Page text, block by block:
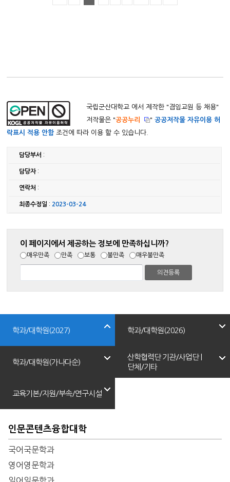
국립군산대학교 에서 제작한 "겸임교원 등 채용"
저작물은 "공공누리 "공공저작물 자유이용 허
락표시 적용 안함조건에 따라 이용 할 수 있습니다.
담당부서 :
담당자:
연락처 :
최종수정일 : 2023-03-24
이 페이지에서 제공하는 정보에 만족하십니까?
매우만족 만족 보통 불만족 매우불만족
학과/대학원(2027)
인문콘텐츠융합대학
국어국문학과
영어영문학과
학과/대학원(2026)
학과/대학원(가나다순)
교육기본/지원/부속/연구시설
산학협력단 기관/사업단 |
단체/기타